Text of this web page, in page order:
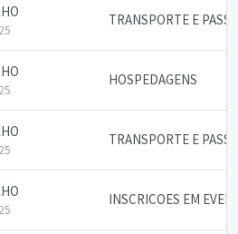
TRANSPORTE E
HOSPEDAGENS
TRANSPORTE E
INSCRICOES EM